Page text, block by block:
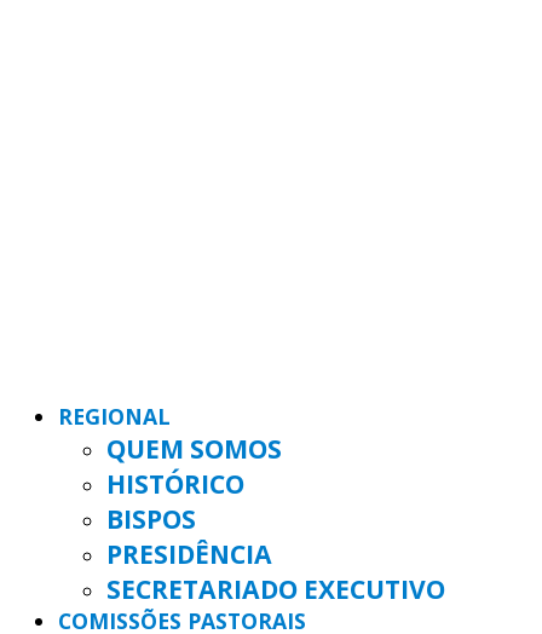
REGIONAL
QUEM SOMOS
HISTÓRICO
BISPOS
PRESIDÊNCIA
SECRETARIADO EXECUTIVO
COMISSÕES PASTORAIS